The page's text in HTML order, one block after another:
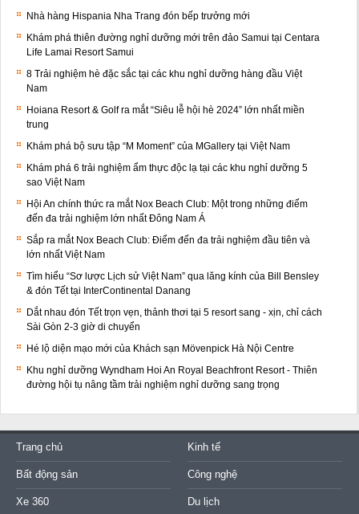
Nhà hàng Hispania Nha Trang đón bếp trưởng mới
Khám phá thiên đường nghỉ dưỡng mới trên đảo Samui tại Centara
Life Lamai Resort Samui
8 Trải nghiệm hè đặc sắc tại các khu nghỉ dưỡng hàng đầu Việt
Nam
Hoiana Resort & Golf ra mắt “Siêu lễ hội hè 2024” lớn nhất miền
trung
Khám phá bộ sưu tập “M Moment” của MGallery tại Việt Nam
Khám phá 6 trải nghiệm ẩm thực độc lạ tại các khu nghỉ dưỡng 5
sao Việt Nam
Hội An chính thức ra mắt Nox Beach Club: Một trong những điểm
đến đa trải nghiệm lớn nhất Đông Nam Á
Sắp ra mắt Nox Beach Club: Điểm đến đa trải nghiệm đầu tiên và
lớn nhất Việt Nam
Tìm hiểu “Sơ lược Lịch sử Việt Nam” qua lăng kính của Bill Bensley
& đón Tết tại InterContinental Danang
Dắt nhau đón Tết trọn vẹn, thảnh thơi tại 5 resort sang - xịn, chỉ cách
Sài Gòn 2-3 giờ di chuyển
Hé lộ diện mạo mới của Khách sạn Mövenpick Hà Nội Centre
Khu nghỉ dưỡng Wyndham Hoi An Royal Beachfront Resort - Thiên
đường hội tụ nâng tầm trải nghiệm nghỉ dưỡng sang trọng
Trang chủ Kinh tế
Bất động sản Công nghệ
Xe 360 Du lịch